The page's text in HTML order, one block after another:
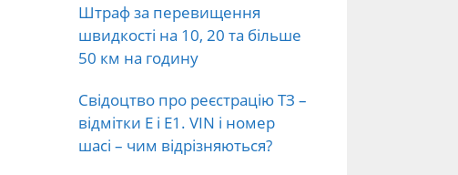
Штраф за перевищення
швидкості на 10, 20 та більше
50 км на годину
Свідоцтво про реєстрацію ТЗ –
відмітки E і E1. VIN і номер
шасі – чим відрізняються?